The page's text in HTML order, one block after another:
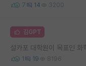
7 14 3200
김GPT
설카포 대학원이 목표인 화
1 19 8196